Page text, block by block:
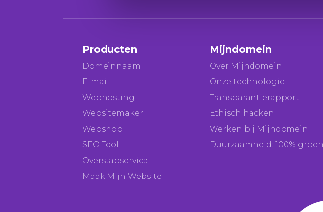
Producten
Domeinnaam
E-mail
Webhosting
Websitemaker
Webshop
SEO Tool
Overstapservice
Maak Mijn Website
Mijndomein
Over Mijndomein
Onze technologie
Transparantierapport
Ethisch hacken
Werken bij Mijndomein
Duurzaamheid: 100% groen